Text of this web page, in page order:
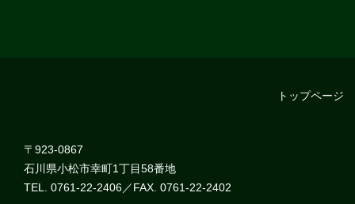
〒923-0867
石川県小松市幸町1丁目58番地
TEL. 0761-22-2406／FAX. 0761-22-2402
トップページ